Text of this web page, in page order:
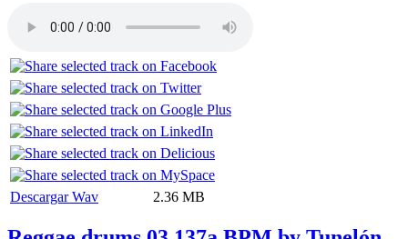
Descargar Wav 2.36 MB